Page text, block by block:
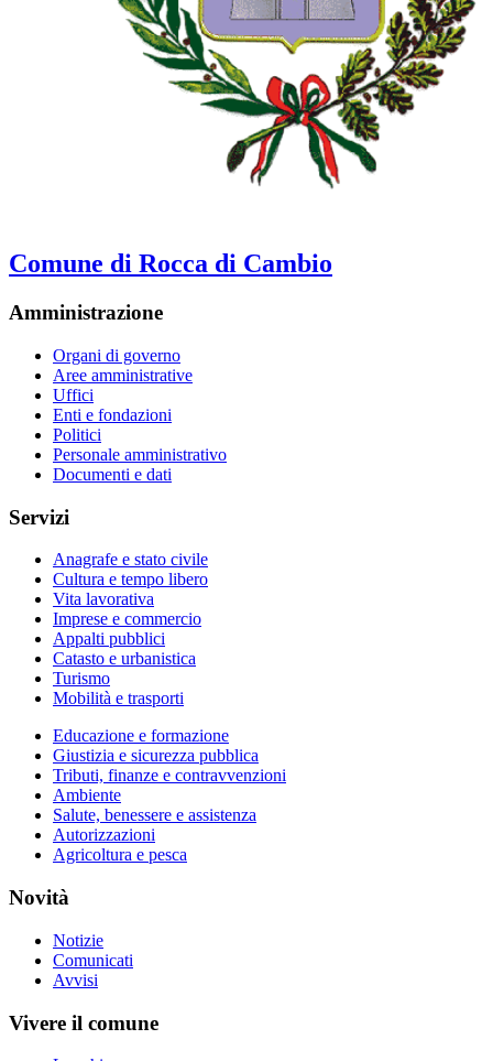
Comune di Rocca di Cambio
Amministrazione
Organi di governo
Aree amministrative
Uffici
Enti e fondazioni
Politici
Personale amministrativo
Documenti e dati
Servizi
Anagrafe e stato civile
Cultura e tempo libero
Vita lavorativa
Imprese e commercio
Appalti pubblici
Catasto e urbanistica
Turismo
Mobilità e trasporti
Educazione e formazione
Giustizia e sicurezza pubblica
Tributi, finanze e contravvenzioni
Ambiente
Salute, benessere e assistenza
Autorizzazioni
Agricoltura e pesca
Novità
Notizie
Comunicati
Avvisi
Vivere il comune